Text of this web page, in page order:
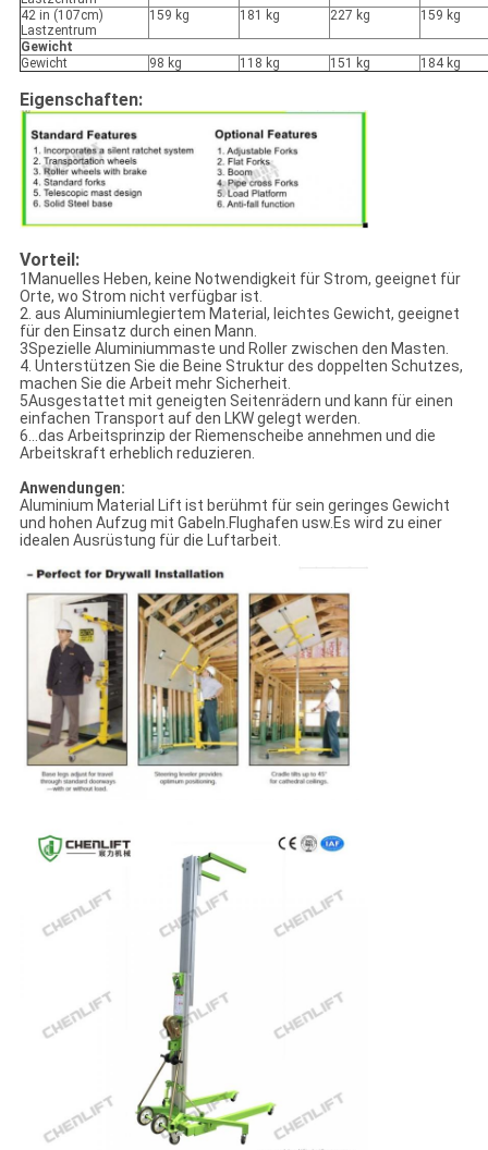
42 in (107cm)
Lastzentrum
159 kg 181 kg 227 kg 159 kg
Gewicht
Gewicht
98 kg 118 kg 151 kg 184 kg
Eigenschaften:
Vorteil:
1Manuelles Heben, keine Notwendigkeit für Strom, geeignet für
Orte, wo Strom nicht verfügbar ist.
2. aus Aluminiumlegiertem Material, leichtes Gewicht, geeignet
für den Einsatz durch einen Mann.
3Spezielle Aluminiummaste und Roller zwischen den Masten.
4. Unterstützen Sie die Beine Struktur des doppelten Schutzes,
machen Sie die Arbeit mehr Sicherheit.
5Ausgestattet mit geneigten Seitenrädern und kann für einen
einfachen Transport auf den LKW gelegt werden.
6...das Arbeitsprinzip der Riemenscheibe annehmen und die
Arbeitskraft erheblich reduzieren.
Anwendungen:
Aluminium Material Lift ist berühmt für sein geringes Gewicht
und hohen Aufzug mit Gabeln.Flughafen usw.Es wird zu einer
idealen Ausrüstung für die Luftarbeit.